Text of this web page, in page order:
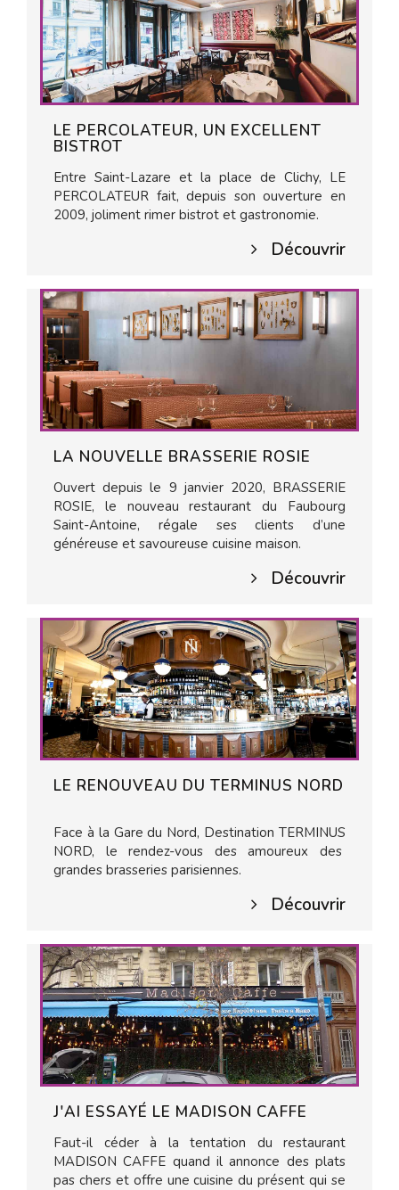
LE PERCOLATEUR, UN EXCELLENT
BISTROT
Entre Saint-Lazare et la place de Clichy, LE
PERCOLATEUR fait, depuis son ouverture en
2009, joliment rimer bistrot et gastronomie.
Découvrir
LA NOUVELLE BRASSERIE ROSIE
Ouvert depuis le 9 janvier 2020, BRASSERIE
ROSIE, le nouveau restaurant du Faubourg
Saint-Antoine, régale ses clients d’une
généreuse et savoureuse cuisine maison.
Découvrir
LE RENOUVEAU DU TERMINUS NORD
Face à la Gare du Nord, Destination TERMINUS
NORD, le rendez-vous des amoureux des
grandes brasseries parisiennes.
Découvrir
J'AI ESSAYÉ LE MADISON CAFFE
Faut-il céder à la tentation du restaurant
MADISON CAFFE quand il annonce des plats
pas chers et offre une cuisine du présent qui se